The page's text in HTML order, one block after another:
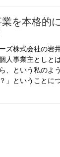
を本格的
ズ株式会社の岩
個人事業主としと
、という私のよ
」ということに